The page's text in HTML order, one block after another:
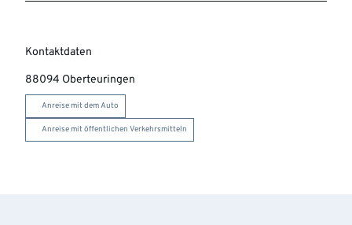
Kontaktdaten
88094 Oberteuringen
Anreise mit dem Auto
Anreise mit öffentlichen Verkehrsmitteln